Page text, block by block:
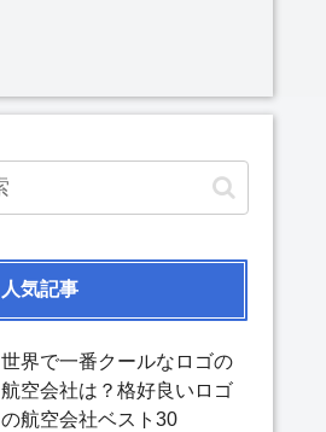
人気記事
世界で一番クールなロゴの
航空会社は？格好良いロゴ
の航空会社ベスト30